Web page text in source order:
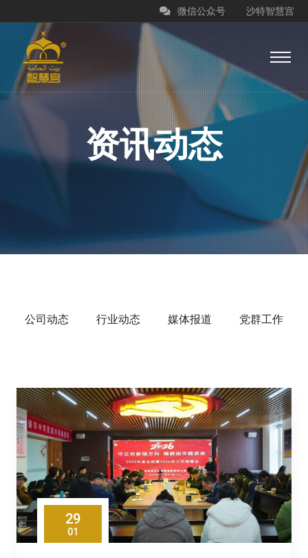
沙特智慧宫
微信公众号
资讯动态
公司动态 行业动态 媒体报道 党群工作
29
01